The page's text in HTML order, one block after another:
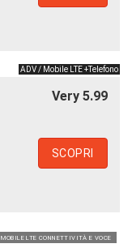
ADV / Mobile LTE +Telefono
Very 5.99
SCOPRI
MOBILE LTE CONNETTIVITÀ E VOCE